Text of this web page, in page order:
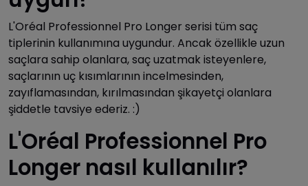
L'Oréal Professionnel Pro Longer serisi tüm saç
tiplerinin kullanımına uygundur. Ancak özellikle uzun
saçlara sahip olanlara, saç uzatmak isteyenlere,
saçlarının uç kısımlarının incelmesinden,
zayıflamasından, kırılmasından şikayetçi olanlara
şiddetle tavsiye ederiz. :)
L'Oréal Professionnel Pro
Longer nasıl kullanılır?